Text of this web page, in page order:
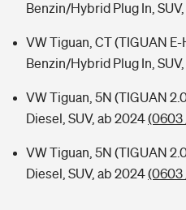
Benzin/Hybrid Plug In,
VW Tiguan, CT (TIGUAN E-
Benzin/Hybrid Plug In,
VW Tiguan, 5N (TIGUAN
Diesel, SUV, ab 2024(0603
VW Tiguan, 5N (TIGUAN
Diesel, SUV, ab 2024(0603